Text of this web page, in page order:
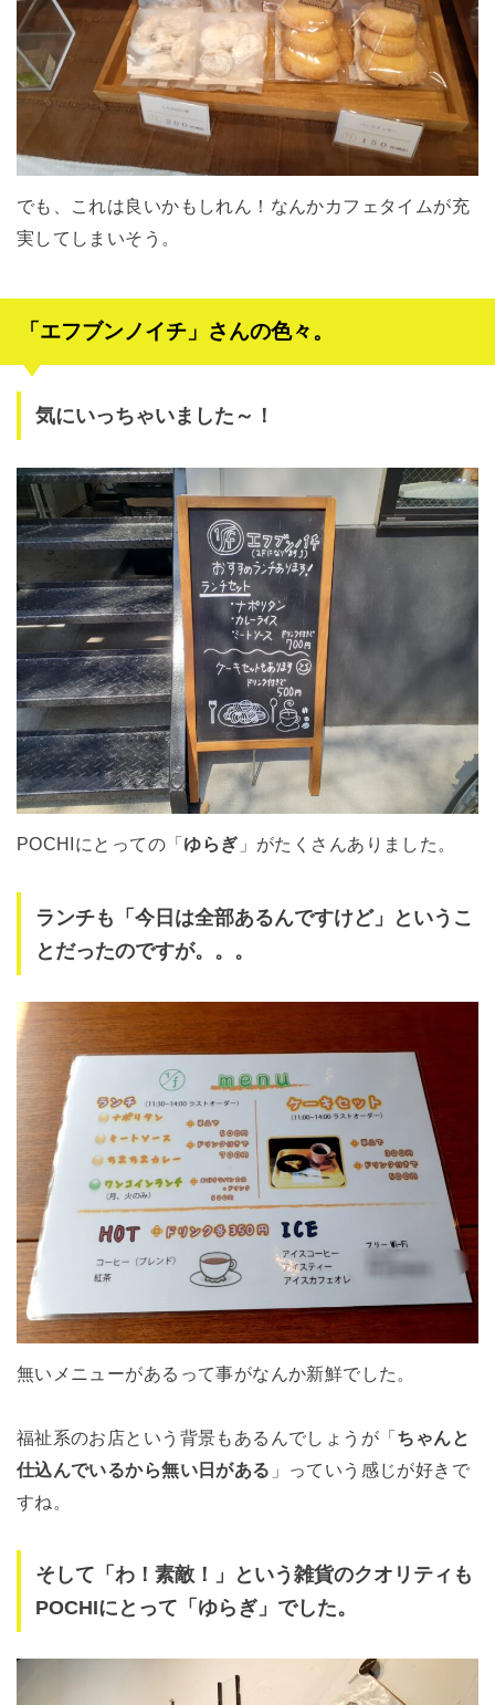
でも、これは良いかもしれん！なんかカフェタイムが充
実してしまいそう。
「エフブンノイチ」さんの色々。
気にいっちゃいました～！
POCHIにとっての「 ゆらぎ 」がたくさんありました。
ランチも「今日は全部あるんですけど」というこ
とだったのですが。。。
無いメニューがあるって事がなんか新鮮でした。
福祉系のお店という背景もあるんでしょうが「ちゃんと
仕込んでいるから無い日がある 」っていう感じが好きで
すね。
そして「わ！素敵！」という雑貨のクオリティも
POCHIにとって「ゆらぎ」でした。